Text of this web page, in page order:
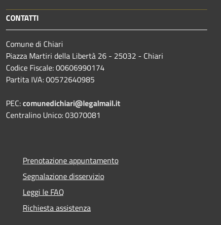
CONTATTI
Comune di Chiari
Piazza Martiri della Libertà 26 - 25032 - Chiari
Codice Fiscale: 00606990174
Partita IVA: 00572640985
PEC:comunedichiari@legalmail.it
Centralino Unico: 03070081
Prenotazione appuntamento
Segnalazione disservizio
Leggi le FAQ
Richiesta assistenza